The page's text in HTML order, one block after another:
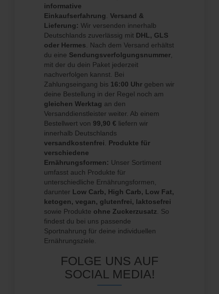
informative
Einkaufserfahrung Versand &
Lieferung: Wir versenden innerhalb
Deutschlands zuverlässig mit DHL, GLS
oder Hermes . Nach dem Versand erhältst
du eine Sendungsverfolgungsnummer
mit der du dein Paket jederzeit
nachverfolgen kannst. Bei
Zahlungseingang bis 16:00 Uhr geben wir
deine Bestellung in der Regel noch am
gleichen Werktag an den
Versanddienstleister weiter. Ab einem
Bestellwert von 99,90 € liefern wir
innerhalb Deutschlands
versandkostenfrei
Produkte für
verschiedene
Ernährungsformen: Unser Sortiment
umfasst auch Produkte für
unterschiedliche Ernährungsformen,
darunter Low Carb, High Carb, Low Fat,
ketogen, vegan, glutenfrei, laktosefrei
sowie Produkte ohne Zuckerzusatz . So
findest du bei uns passende
Sportnahrung für deine individuellen
Ernährungsziele.
FOLGE UNS AUF
SOCIAL MEDIA!